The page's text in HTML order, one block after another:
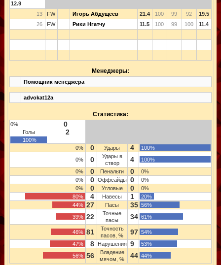
12.9
13
FW Игорь Абдущеев 21.4 100 99 92
19.5
26
FW Рики Нгатчу 11.5 100 99 100 11.4
Менеджеры:
Помощник менеджера
advokat12a
Статистика:
0% 0
Голы 2
100%
0%
0 Удары 4
100%
0%
0
Удары в
створ
4
100%
0%
0 Пенальти 0
0%
0%
0 Оффсайды 0
0%
0%
0 Угловые 0
0%
80%
4 Навесы 1
20%
44% 27 Пасы 35 56%
39% 22
Точные
пасы
34 61%
46% 81
Точность
пасов, %
97 54%
47%
8 Нарушения 9
53%
56% 56
Владение
мячом, %
44 44%